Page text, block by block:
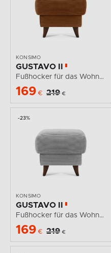
KONSIMO
GUSTAVO II
Fußhocker für das Wohnzimmer mit Stauraum Kordstoff...
169 € 219 €
-23%
KONSIMO
GUSTAVO II
Fußhocker für das Wohnzimmer mit Stauraum Kordstoff...
169 € 219 €